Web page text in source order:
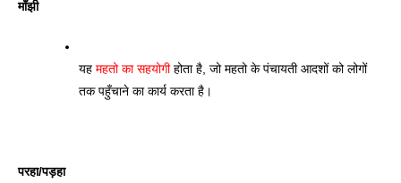
माँझी
यह महतो का सहयोगी होता है, जो महतो के पंचायती आदशों को लोगों
तक पहुँचाने का कार्य करता है।
परहा/पड़हा